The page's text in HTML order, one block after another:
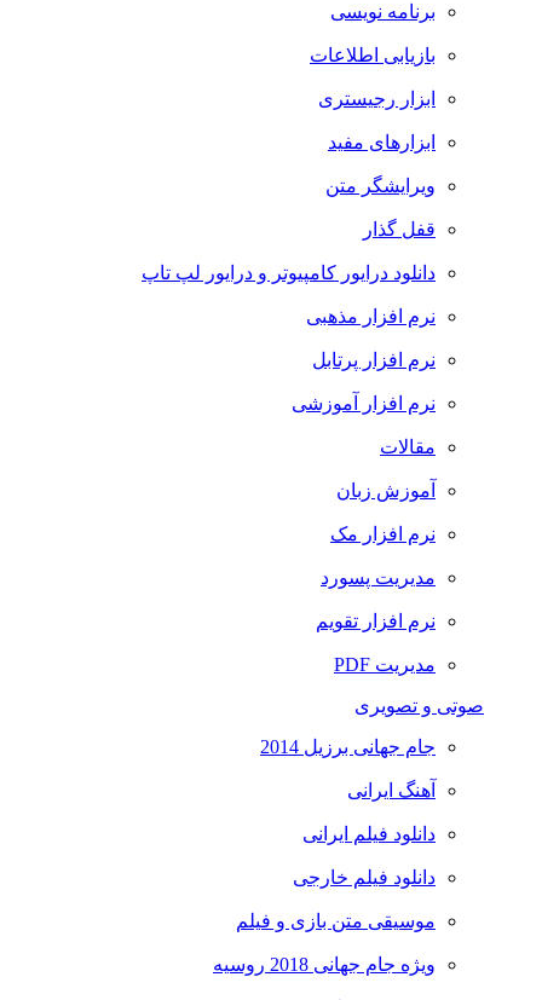
برنامه نویسی
بازیابی اطلاعات
ابزار رجیستری
ابزارهای مفید
ویرایشگر متن
قفل گذار
دانلود درایور کامپیوتر و درایور لپ تاپ
نرم افزار مذهبی
نرم افزار پرتابل
نرم افزار آموزشی
مقالات
آموزش زبان
نرم افزار مک
مدیریت پسورد
نرم افزار تقویم
مدیریت PDF
صوتی و تصویری
جام جهانی برزیل 2014
آهنگ ایرانی
دانلود فیلم ایرانی
دانلود فیلم خارجی
موسیقی متن بازی و فیلم
ویژه جام جهانی 2018 روسیه